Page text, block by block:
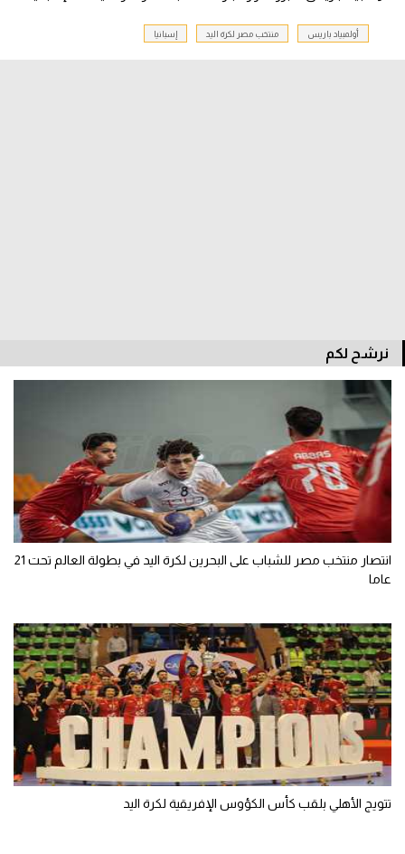
أمريكا
ركن الألعاب
أقسام خاصة
Gamers
ميركاتو
تحقيق في الجول
تقرير في الجول
حكايات في الجول
كويز في الجول
فيديو في الجول
أولمبياد باريس منتخب مصر لكرة اليد إسبانيا
نرشح لكم
انتصار منتخب مصر للشباب على البحرين لكرة اليد في بطولة العالم تحت 21
عاما
تتويج الأهلي بلقب كأس الكؤوس الإفريقية لكرة اليد